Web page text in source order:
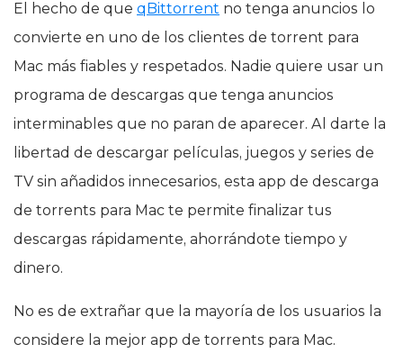
El hecho de que qBittorrent no tenga anuncios lo
convierte en uno de los clientes de torrent para
Mac más fiables y respetados. Nadie quiere usar un
programa de descargas que tenga anuncios
interminables que no paran de aparecer. Al darte la
libertad de descargar películas, juegos y series de
TV sin añadidos innecesarios, esta app de descarga
de torrents para Mac te permite finalizar tus
descargas rápidamente, ahorrándote tiempo y
dinero.
No es de extrañar que la mayoría de los usuarios la
considere la mejor app de torrents para Mac.